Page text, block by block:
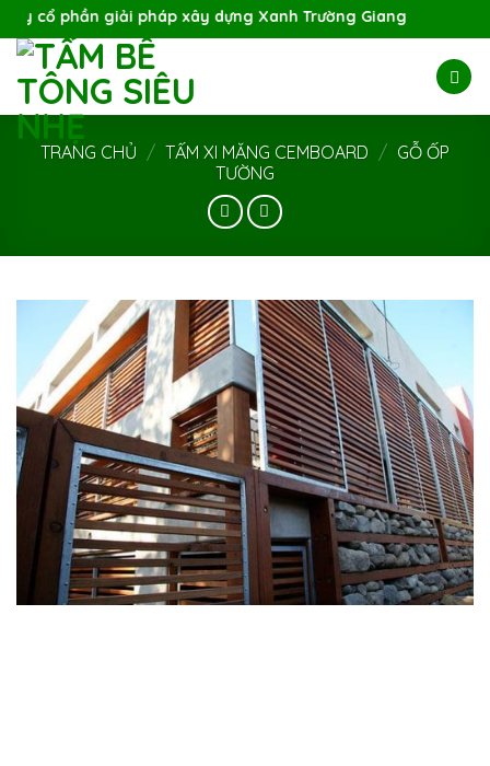
Skip
to
content
phần giải pháp xây dựng Xanh Trường Giang
TRANG CHỦ / TẤM XI MĂNG CEMBOARD / GỖ ỐP
TƯỜNG